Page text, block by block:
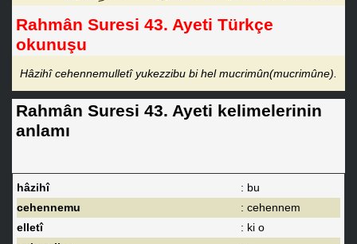
Rahmân Suresi 43. Ayeti Türkçe
okunuşu
Hâzihî cehennemulletî yukezzibu bi hel mucrimûn(mucrimûne).
Rahmân Suresi 43. Ayeti kelimelerinin
anlamı
hâzihî
: bu
cehennemu
: cehennem
elletî
: ki o